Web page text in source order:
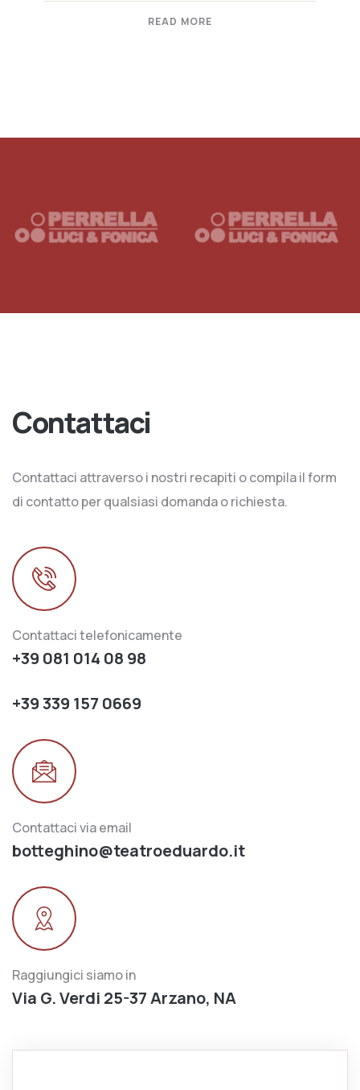
READ MORE
Contattaci
Contattaci attraverso i nostri recapiti o compila il form
di contatto per qualsiasi domanda o richiesta.
Contattaci telefonicamente
+39 081 014 08 98
+39 339 157 0669
Contattaci via email
botteghino@teatroeduardo.it
Raggiungici siamo in
Via G. Verdi 25-37 Arzano, NA